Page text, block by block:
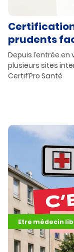
prudents
Depuis l’entrée
plusieurs sites
Certif’Pro Santé
Etre médecin